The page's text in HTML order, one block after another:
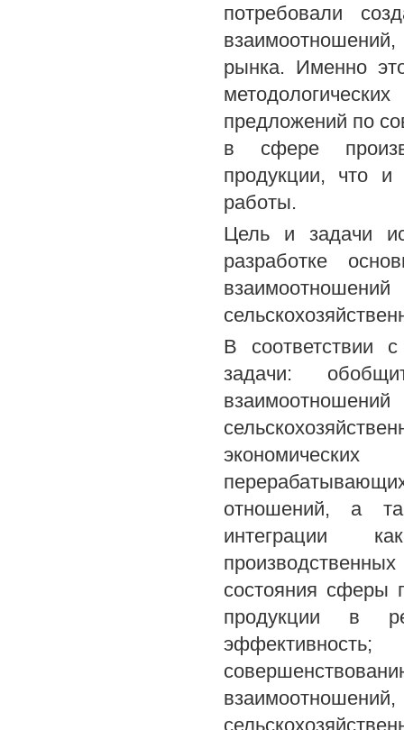
потребовали
рынка. Именно
предложений по
в сфере
продукции, что и
работы.
Цель и задачи
разработке
В соответствии
задачи:
экономических
отношений, а
интеграции
состояния сферы
продукции в